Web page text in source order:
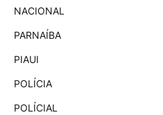
NACIONAL
PARNAÍBA
PIAUI
POLÍCIA
POLÍCIAL